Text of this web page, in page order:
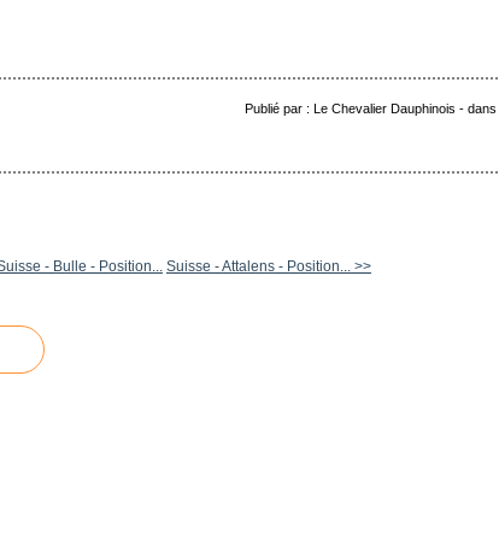
Publié par : Le Chevalier Dauphinois -dans
- Bulle - Position... Suisse - Attalens - Position... >>